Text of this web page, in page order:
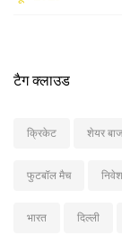
टैग क्लाउड
क्रिकेट शेयर
फुटबॉल मैच निवेश
भारत दिल्ली